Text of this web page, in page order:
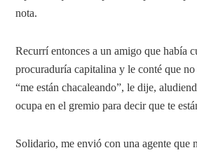
nota.
Recurrí entonces a un amigo que había
procuraduría capitalina y le conté que no
“me están chacaleando”, le dije,
ocupa en el gremio para decir que te
Solidario, me envió con una agente que